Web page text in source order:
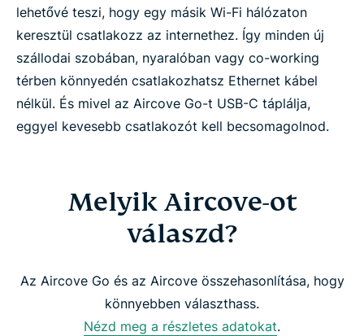
lehetővé teszi, hogy egy másik Wi-Fi hálózaton
keresztül csatlakozz az internethez. Így minden új
szállodai szobában, nyaralóban vagy co-working
térben könnyedén csatlakozhatsz Ethernet kábel
nélkül. És mivel az Aircove Go-t USB-C táplálja,
eggyel kevesebb csatlakozót kell becsomagolnod.
Melyik Aircove-ot
válaszd?
Az Aircove Go és az Aircove összehasonlítása, hogy
könnyebben választhass.
Nézd meg a részletes adatokat.